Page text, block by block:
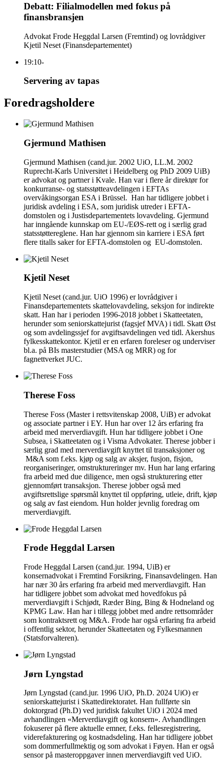
Debatt: Filialmodellen med fokus på
finansbransjen
Advokat Frode Heggdal Larsen (Fremtind) og lovrådgiver
Kjetil Neset (Finansdepartementet)
19:10-
Servering av tapas
Foredragsholdere
Gjermund Mathisen
Gjermund Mathisen (cand.jur. 2002 UiO, LL.M. 2002
Ruprecht-Karls Universitet i Heidelberg og PhD 2009 UiB)
er advokat og partner i Kvale. Han var i flere år direktør for
konkurranse- og statsstøtteavdelingen i EFTAs
overvåkingsorgan ESA i Brüssel. Han har tidligere jobbet i
juridisk avdeling i ESA, som juridisk utreder i EFTA-
domstolen og i Justisdepartementets lovavdeling. Gjermund
har inngående kunnskap om EU-/EØS-rett og i særlig grad
statsstøttereglene. Han har gjennom sin karriere i ESA ført
flere titalls saker for EFTA-domstolen og EU-domstolen.
Kjetil Neset
Kjetil Neset (cand.jur. UiO 1996) er lovrådgiver i
Finansdepartementets skattelovavdeling, seksjon for indirekte
skatt. Han har i perioden 1996-2018 jobbet i Skatteetaten,
herunder som seniorskattejurist (fagsjef MVA) i tidl. Skatt Øst
og som avdelingssjef for avgiftsavdelingen ved tidl. Akershus
fylkesskattekontor. Kjetil er en erfaren foreleser og underviser
bl.a. på BIs masterstudier (MSA og MRR) og for
fagnettverket JUC.
Therese Foss
Therese Foss (Master i rettsvitenskap 2008, UiB) er advokat
og associate partner i EY. Hun har over 12 års erfaring fra
arbeid med merverdiavgift. Hun har tidligere jobbet i One
Subsea, i Skatteetaten og i Visma Advokater. Therese jobber i
særlig grad med merverdiavgift knyttet til transaksjoner og
M&A som f.eks. kjøp og salg av aksjer, fusjon, fisjon,
reorganiseringer, omstruktureringer mv. Hun har lang erfaring
fra arbeid med due diligence, men også strukturering etter
gjennomført transaksjon. Therese jobber også med
avgiftsrettslige spørsmål knyttet til oppføring, utleie, drift, kjøp
og salg av fast eiendom. Hun holder jevnlig foredrag om
merverdiavgift.
Frode Heggdal Larsen
Frode Heggdal Larsen (cand.jur. 1994, UiB) er
konsernadvokat i Fremtind Forsikring, Finansavdelingen. Han
har nær 30 års erfaring fra arbeid med merverdiavgift. Han
har tidligere jobbet som advokat med hovedfokus på
merverdiavgift i Schjødt, Ræder Bing, Bing & Hodneland og
KPMG Law. Han har i tillegg jobbet med andre rettsområder
som kontraktsrett og M&A. Frode har også erfaring fra arbeid
i offentlig sektor, herunder Skatteetaten og Fylkesmannen
(Statsforvalteren).
Jørn Lyngstad
Jørn Lyngstad (cand.jur. 1996 UiO, Ph.D. 2024 UiO) er
seniorskattejurist i Skattedirektoratet. Han fullførte sin
doktorgrad (Ph.D) ved juridisk fakultet UiO i 2024 med
avhandlingen «Merverdiavgift og konsern». Avhandlingen
fokuserer på flere aktuelle emner, f.eks. fellesregistrering,
viderefakturering og kostnadsdeling. Han har tidligere jobbet
som dommerfullmektig og som advokat i Føyen. Han er også
sensor på masteroppgaver innen merverdiavgift ved UiO.